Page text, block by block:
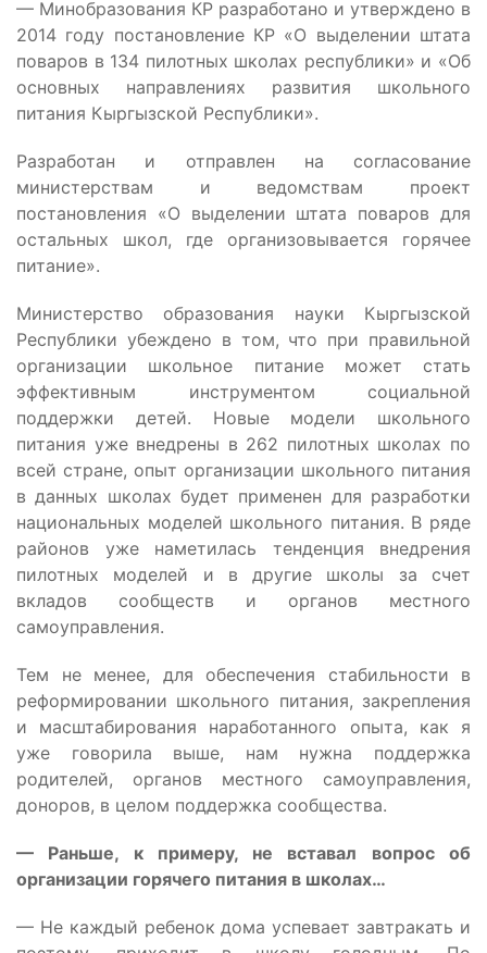
— Минобразования КР разработано и утверждено в
2014 году постановление КР «О выделении штата
поваров в 134 пилотных школах республики» и «Об
основных направлениях развития школьного
питания Кыргызской Республики».
Разработан и отправлен на согласование
министерствам и ведомствам проект
постановления «О выделении штата поваров для
остальных школ, где организовывается горячее
питание».
Министерство образования науки Кыргызской
Республики убеждено в том, что при правильной
организации школьное питание может стать
эффективным инструментом социальной
поддержки детей. Новые модели школьного
питания уже внедрены в 262 пилотных школах по
всей стране, опыт организации школьного питания
в данных школах будет применен для разработки
национальных моделей школьного питания. В ряде
районов уже наметилась тенденция внедрения
пилотных моделей и в другие школы за счет
вкладов сообществ и органов местного
самоуправления.
Тем не менее, для обеспечения стабильности в
реформировании школьного питания, закрепления
и масштабирования наработанного опыта, как я
уже говорила выше, нам нужна поддержка
родителей, органов местного самоуправления,
доноров, в целом поддержка сообщества.
— Раньше, к примеру, не вставал вопрос об
организации горячего питания в школах…
— Не каждый ребенок дома успевает завтракать и